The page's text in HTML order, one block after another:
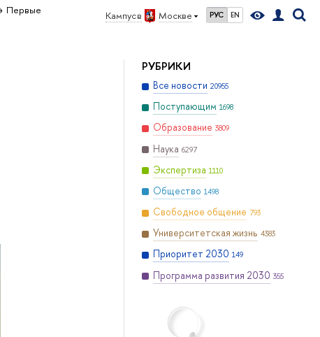
Кампус в Москве РУС EN
Первые
РУБРИКИ
Все новости 20955
Поступающим 1698
Образование 3809
Наука 6297
Экспертиза 1110
Общество 1498
Свободное общение 793
Университетская жизнь 4383
Приоритет 2030 149
Программа развития 2030 355